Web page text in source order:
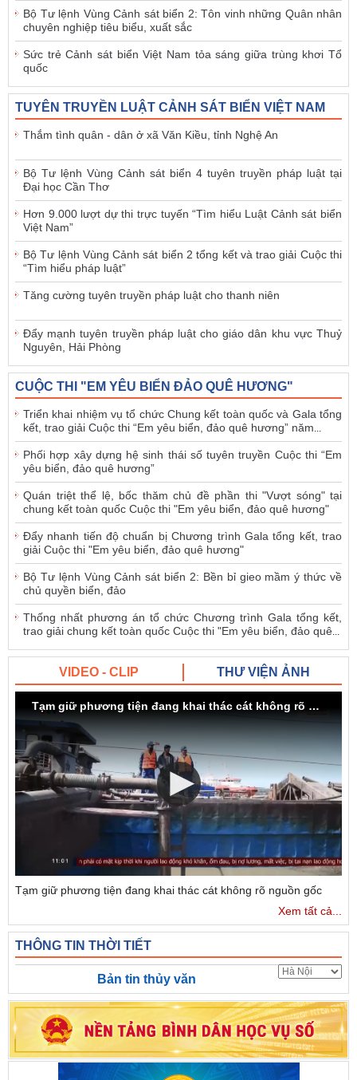
Bộ Tư lệnh Vùng Cảnh sát biển 2: Tôn vinh những Quân nhân
chuyên nghiệp tiêu biểu, xuất sắc
Sức trẻ Cảnh sát biển Việt Nam tỏa sáng giữa trùng khơi Tổ
quốc
TUYÊN TRUYỀN LUẬT CẢNH SÁT BIỂN VIỆT NAM
Thắm tình quân - dân ở xã Văn Kiều, tỉnh Nghệ An
Bộ Tư lệnh Vùng Cảnh sát biển 4 tuyên truyền pháp luật tại
Đại học Cần Thơ
Hơn 9.000 lượt dự thi trực tuyến “Tìm hiểu Luật Cảnh sát biển
Việt Nam”
Bộ Tư lệnh Vùng Cảnh sát biển 2 tổng kết và trao giải Cuộc thi
“Tìm hiểu pháp luật”
Tăng cường tuyên truyền pháp luật cho thanh niên
Đẩy mạnh tuyên truyền pháp luật cho giáo dân khu vực Thuỷ
Nguyên, Hải Phòng
CUỘC THI "EM YÊU BIỂN ĐẢO QUÊ HƯƠNG"
Triển khai nhiệm vụ tổ chức Chung kết toàn quốc và Gala tổng
kết, trao giải Cuộc thi “Em yêu biển, đảo quê hương” năm...
Phối hợp xây dựng hệ sinh thái số tuyên truyền Cuộc thi “Em
yêu biển, đảo quê hương”
Quán triệt thể lệ, bốc thăm chủ đề phần thi "Vượt sóng" tại
chung kết toàn quốc Cuộc thi "Em yêu biển, đảo quê hương"
Đẩy nhanh tiến độ chuẩn bị Chương trình Gala tổng kết, trao
giải Cuộc thi "Em yêu biển, đảo quê hương"
Bộ Tư lệnh Vùng Cảnh sát biển 2: Bền bỉ gieo mầm ý thức về
chủ quyền biển, đảo
Thống nhất phương án tổ chức Chương trình Gala tổng kết,
trao giải chung kết toàn quốc Cuộc thi "Em yêu biển, đảo quê...
VIDEO - CLIP THƯ VIỆN ẢNH
Tạm giữ phương tiện đang khai thác cát không rõ nguồn gốc
Tạm giữ phương tiện đang khai thác cát không rõ nguồn gốc
Xem tất cả...
THÔNG TIN THỜI TIẾT
Bản tin thủy văn